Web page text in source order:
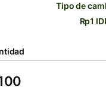
Tipo de
Rp1